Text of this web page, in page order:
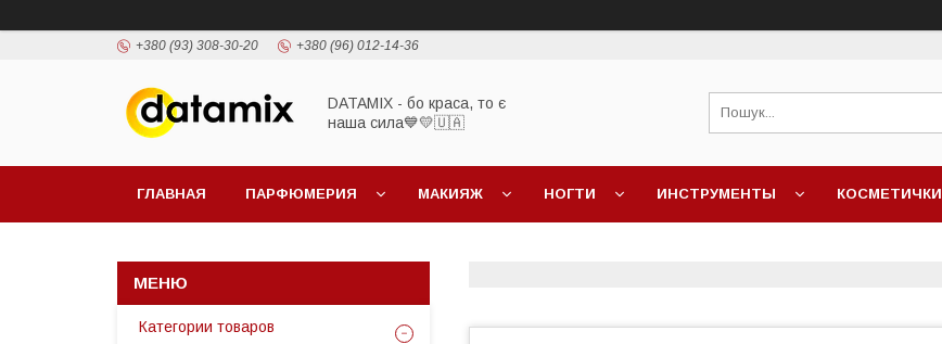
+380 (93) 308-30-20 +380 (96) 012-14-36
DATAMIX - бо краcа, то є
наша сила​💙💛🇺🇦​
ГЛАВНАЯ ПАРФЮМЕРИЯ МАКИЯЖ НОГТИ ИНСТРУМЕНТЫ КОСМЕТИЧКИ
Категории товаров